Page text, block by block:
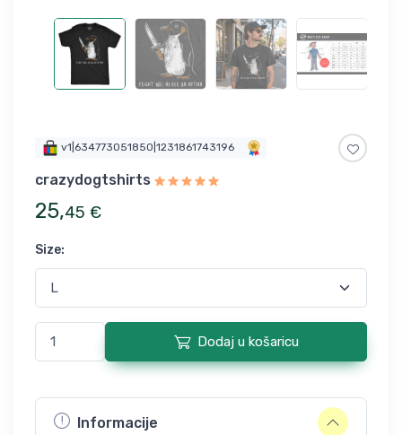
v1|634773051850|1231861743196
crazydogtshirts
25,45 €
Size:
Dodaj u košaricu
Informacije